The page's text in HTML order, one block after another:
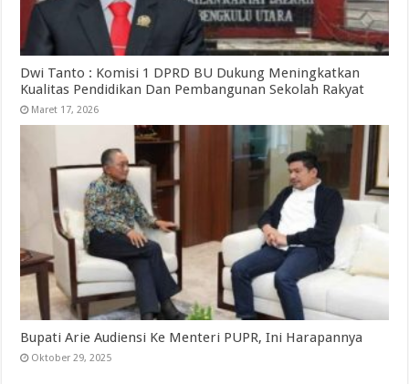
Dwi Tanto : Komisi 1 DPRD BU Dukung Meningkatkan
Kualitas Pendidikan Dan Pembangunan Sekolah Rakyat
Maret 17, 2026
Bupati Arie Audiensi Ke Menteri PUPR, Ini Harapannya
Oktober 29, 2025